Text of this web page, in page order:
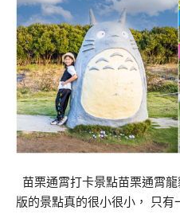
苗栗通霄打卡景點苗栗通霄
版的景點真的很小很小， 只